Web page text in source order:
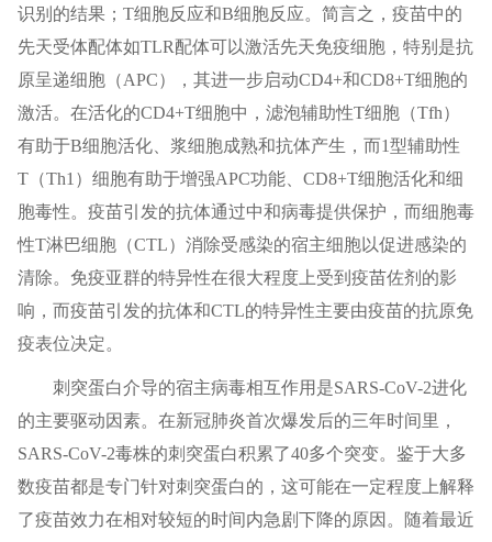
识别的结果；T细胞反应和B细胞反应。简言之，疫苗中的
先天受体配体如TLR配体可以激活先天免疫细胞，特别是抗
原呈递细胞（APC），其进一步启动CD4+和CD8+T细胞的
激活。在活化的CD4+T细胞中，滤泡辅助性T细胞（Tfh）
有助于B细胞活化、浆细胞成熟和抗体产生，而1型辅助性
T（Th1）细胞有助于增强APC功能、CD8+T细胞活化和细
胞毒性。疫苗引发的抗体通过中和病毒提供保护，而细胞毒
性T淋巴细胞（CTL）消除受感染的宿主细胞以促进感染的
清除。免疫亚群的特异性在很大程度上受到疫苗佐剂的影
响，而疫苗引发的抗体和CTL的特异性主要由疫苗的抗原免
疫表位决定。
刺突蛋白介导的宿主病毒相互作用是SARS-CoV-2进化
的主要驱动因素。在新冠肺炎首次爆发后的三年时间里，
SARS-CoV-2毒株的刺突蛋白积累了40多个突变。鉴于大多
数疫苗都是专门针对刺突蛋白的，这可能在一定程度上解释
了疫苗效力在相对较短的时间内急剧下降的原因。随着最近